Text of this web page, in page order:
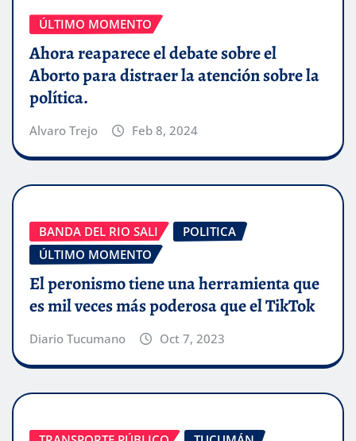
ÚLTIMO MOMENTO
Ahora reaparece el debate sobre el
Aborto para distraer la atención sobre la
política.
Alvaro Trejo Feb 8, 2024
BANDA DEL RIO SALI
POLITICA
ÚLTIMO MOMENTO
El peronismo tiene una herramienta que
es mil veces más poderosa que el TikTok
Diario Tucumano Oct 7, 2023